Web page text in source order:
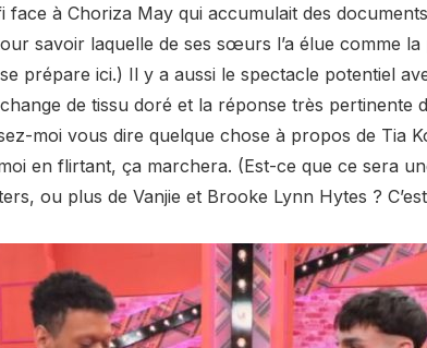
face à Choriza May qui accumulait des
savoir laquelle de ses sœurs l’a élue comme la
prépare ici.) Il y a aussi le spectacle potentiel
de tissu doré et la réponse très pertinente
moi vous dire quelque chose à propos de Tia
en flirtant, ça marchera. (Est-ce que ce sera
ou plus de Vanjie et Brooke Lynn Hytes ?